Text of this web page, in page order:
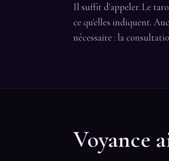
Il suffit d'appeler. Le
ce qu'elles indiquent.
nécessaire : la
Voyance